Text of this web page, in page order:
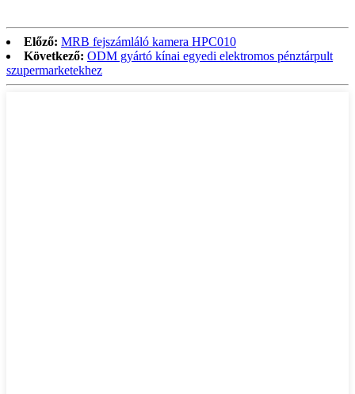
Előző: MRB fejszámláló kamera HPC010
Következő: ODM gyártó kínai egyedi elektromos pénztárpult
szupermarketekhez